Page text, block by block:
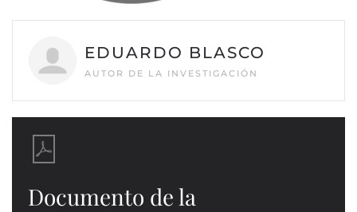
EDUARDO BLASCO
AUTOR DE LA INVESTIGACIÓN
Documento de la